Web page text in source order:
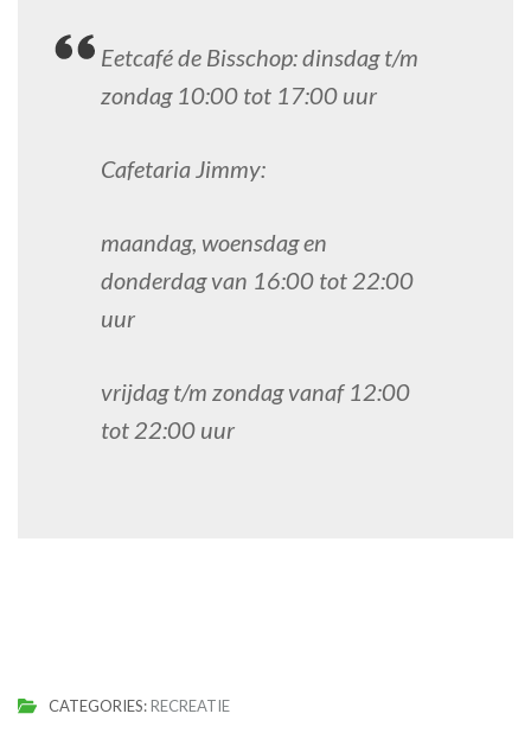
Eetcafé de Bisschop: dinsdag t/m
zondag 10:00 tot 17:00 uur
Cafetaria Jimmy:
maandag, woensdag en
donderdag van 16:00 tot 22:00
uur
vrijdag t/m zondag vanaf 12:00
tot 22:00 uur
CATEGORIES:RECREATIE